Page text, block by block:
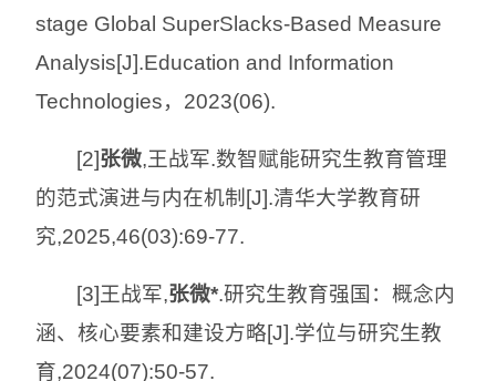
stage Global SuperSlacks-Based Measure
Analysis[J].Education and Information
Technologies，2023(06).
[2]张微,王战军.数智赋能研究生教育管理
的范式演进与内在机制[J].清华大学教育研
究,2025,46(03):69-77.
[3]王战军,张微*.研究生教育强国：概念内
涵、核心要素和建设方略[J].学位与研究生教
育,2024(07):50-57.